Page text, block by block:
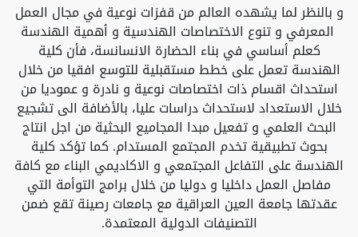
و بالنظر لما يشهده العالم من قفزات نوعية في مجال العمل
المعرفي و تنوع الاختصاصات الهندسية و أهمية الهندسة
كعلم أساسي في بناء الحضارة الانسانسة، فأن كلية
الهندسة تعمل على خطط مستقبلية للتوسع افقيا من خلال
استحداث اقسام ذات اختصاصات نوعية و نادرة و عموديا من
خلال الاستعداد لاستحداث دراسات عليا، بالأضافة الى تشجيع
البحث العلمي و تفعيل مبدا المجاميع البحثية من اجل انتاج
بحوث تطبيقية تخدم المجتمع المستدام. كما تؤكد كلية
الهندسة على التفاعل المجتمعي و الاكاديمي البناء مع كافة
مفاصل العمل داخليا و دوليا من خلال برامج التوأمة التي
عقدتها جامعة العين العراقية مع جامعات رصينة تقع ضمن
التصنيفات الدولية المعتمدة.